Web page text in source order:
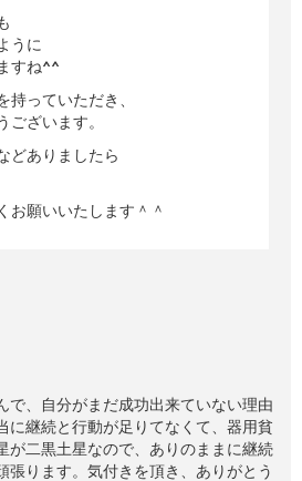
うに
すね^^
持っていただき、
ございます。
どありましたら
お願いいたします＾＾
で、自分がまだ成功出来ていない理由
に継続と行動が足りてなくて、器用貧
が二黒土星なので、ありのままに継続
張ります。気付きを頂き、ありがとう